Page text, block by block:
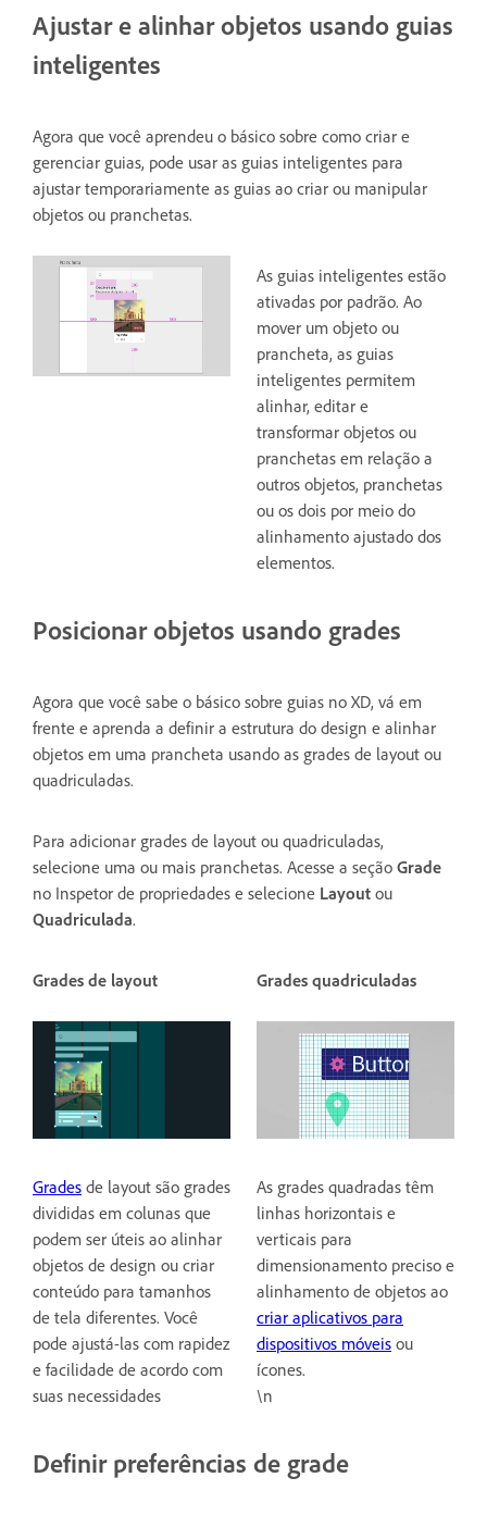
Ajustar e alinhar objetos usando guias
inteligentes
Agora que você aprendeu o básico sobre como criar e
gerenciar guias, pode usar as guias inteligentes para
ajustar temporariamente as guias ao criar ou manipular
objetos ou pranchetas.
As guias inteligentes estão
ativadas por padrão. Ao
mover um objeto ou
prancheta, as guias
inteligentes permitem
alinhar, editar e
transformar objetos ou
pranchetas em relação a
outros objetos, pranchetas
ou os dois por meio do
alinhamento ajustado dos
elementos.
Posicionar objetos usando grades
Agora que você sabe o básico sobre guias no XD, vá em
frente e aprenda a definir a estrutura do design e alinhar
objetos em uma prancheta usando as grades de layout ou
quadriculadas.
Para adicionar grades de layout ou quadriculadas,
selecione uma ou mais pranchetas. Acesse a seção Grade
no Inspetor de propriedades e selecione Layout ou
Quadriculada.
Grades de layout
Grades de layout são grades
divididas em colunas que
podem ser úteis ao alinhar
objetos de design ou criar
conteúdo para tamanhos
de tela diferentes. Você
pode ajustá-las com rapidez
e facilidade de acordo com
suas necessidades
Grades quadriculadas
As grades quadradas têm
linhas horizontais e
verticais para
dimensionamento preciso e
alinhamento de objetos ao
criar aplicativos para
dispositivos móveis ou
ícones.
\n
Definir preferências de grade